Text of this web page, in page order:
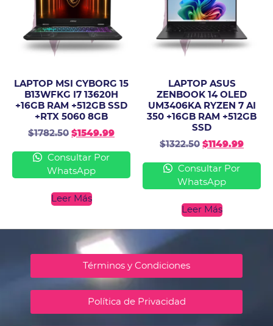
LAPTOP MSI CYBORG 15
B13WFKG I7 13620H
+16GB RAM +512GB SSD
+RTX 5060 8GB
$1782.50 $1549.99
Consultar Por
WhatsApp
Leer Más
LAPTOP ASUS
ZENBOOK 14 OLED
UM3406KA RYZEN 7 AI
350 +16GB RAM +512GB
SSD
$1322.50 $1149.99
Consultar Por
WhatsApp
Leer Más
Términos y Condiciones
Política de Privacidad